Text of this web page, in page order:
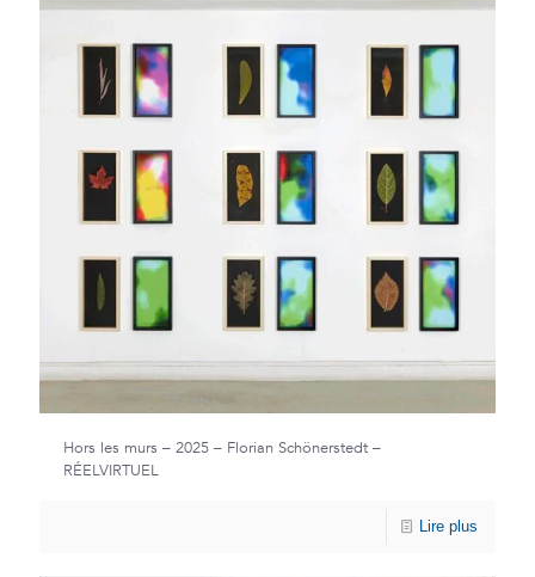
Hors les murs – 2025 – Florian Schönerstedt –
RÉELVIRTUEL
Lire plus